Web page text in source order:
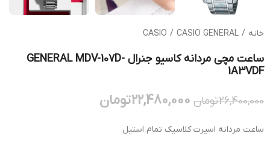
خانه /
CASIO / CASIO GENERAL
ساعت مچی مردانه کاسیو جنرال GENERAL MDV-107D-
1A3VDF
26,400,000تومان 22,480,000تومان
ساعت مردانه اسپرت کلاسیک تمام استیل